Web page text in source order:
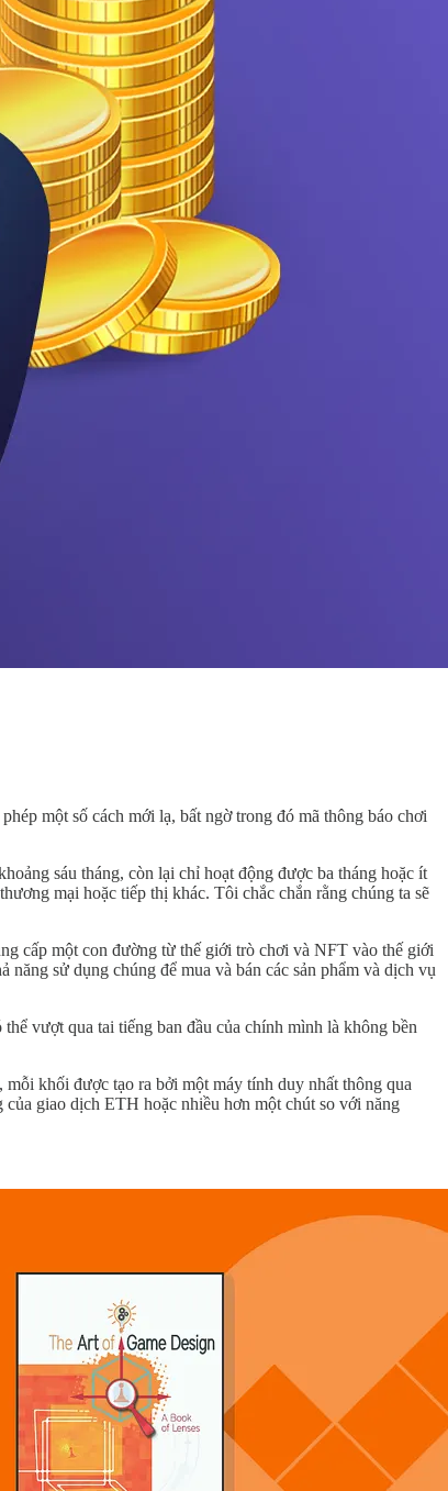
một số cách mới lạ, bất ngờ trong đó mã thông báo chơi
sáu tháng, còn lại chỉ hoạt động được ba tháng hoặc ít
mại hoặc tiếp thị khác. Tôi chắc chắn rằng chúng ta sẽ
cấp một con đường từ thế giới trò chơi và NFT vào thế giới
sử dụng chúng để mua và bán các sản phẩm và dịch vụ
vượt qua tai tiếng ban đầu của chính mình là không bền
khối được tạo ra bởi một máy tính duy nhất thông qua
giao dịch ETH hoặc nhiều hơn một chút so với năng